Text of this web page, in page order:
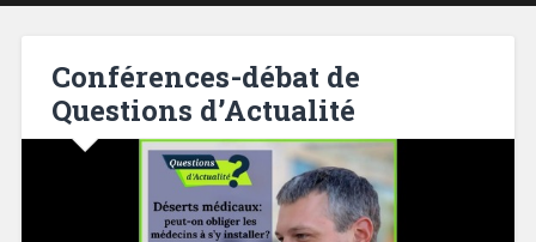
Conférences-débat de
Questions d’Actualité